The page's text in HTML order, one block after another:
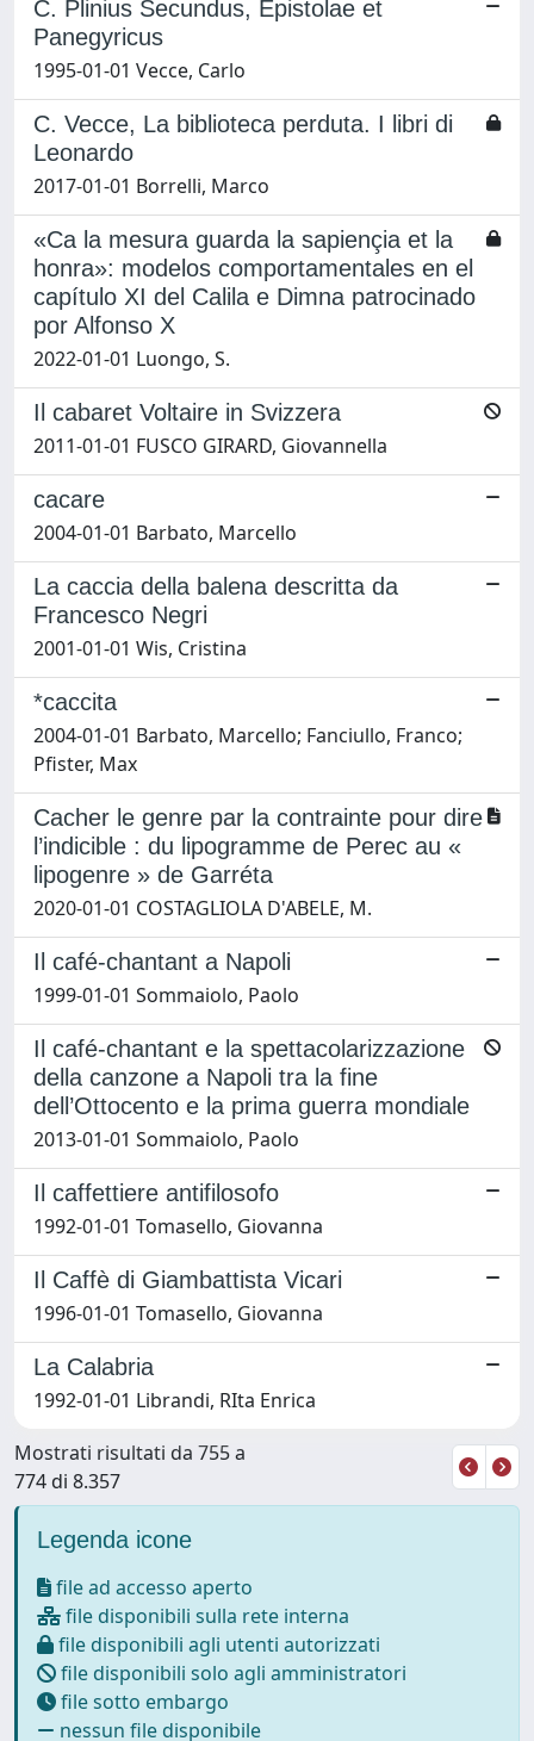
C. Plinius Secundus, Epistolae et
Panegyricus
1995-01-01 Vecce, Carlo
C. Vecce, La biblioteca perduta. I libri di
Leonardo
2017-01-01 Borrelli, Marco
«Ca la mesura guarda la sapiençia et la
honra»: modelos comportamentales en el
capítulo XI del Calila e Dimna patrocinado
por Alfonso X
2022-01-01 Luongo, S.
Il cabaret Voltaire in Svizzera
2011-01-01 FUSCO GIRARD, Giovannella
cacare
2004-01-01 Barbato, Marcello
La caccia della balena descritta da
Francesco Negri
2001-01-01 Wis, Cristina
*caccita
2004-01-01 Barbato, Marcello; Fanciullo, Franco;
Pfister, Max
Cacher le genre par la contrainte pour dire
l’indicible : du lipogramme de Perec au «
lipogenre » de Garréta
2020-01-01 COSTAGLIOLA D'ABELE, M.
Il café-chantant a Napoli
1999-01-01 Sommaiolo, Paolo
Il café-chantant e la spettacolarizzazione
della canzone a Napoli tra la fine
dell’Ottocento e la prima guerra mondiale
2013-01-01 Sommaiolo, Paolo
Il caffettiere antifilosofo
1992-01-01 Tomasello, Giovanna
Il Caffè di Giambattista Vicari
1996-01-01 Tomasello, Giovanna
La Calabria
1992-01-01 Librandi, RIta Enrica
Mostrati risultati da 755 a
774 di 8.357
Legenda icone
file ad accesso aperto
file disponibili sulla rete interna
file disponibili agli utenti autorizzati
file disponibili solo agli amministratori
file sotto embargo
nessun file disponibile